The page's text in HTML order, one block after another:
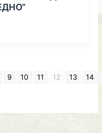
9 10 11 12 13 14